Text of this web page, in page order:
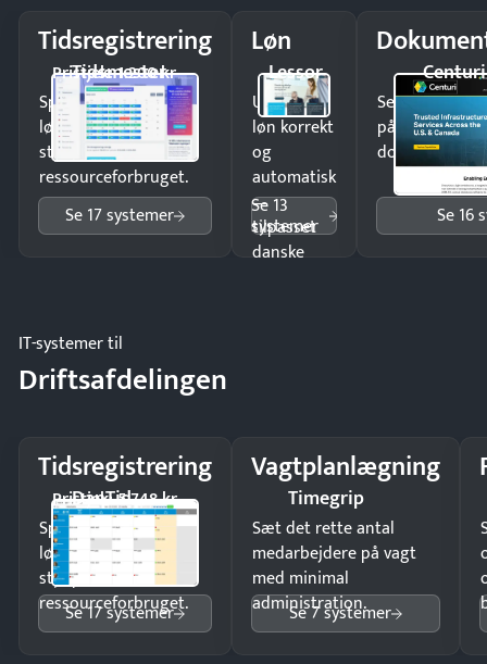
Tidsregistrering
Tidsmester
Pristjek: 1.200 kr
Spar tid på
lønberegning og få
styr på
ressourceforbruget.
Se 17 systemer
Løn
Lessor
Udbetal
løn korrekt
og
automatisk
—
tilpasset
danske
Se 13
systemer
Centuri
Send
på minutter
dokumenter.
Se 16
IT-systemer til
Driftsafdelingen
Tidsregistrering
DanTid
Pristjek: 5.748 kr
Spar tid på
lønberegning og få
styr på
ressourceforbruget.
Se 17 systemer
Vagtplanlægning
Timegrip
Sæt det rette antal
medarbejdere på vagt
med minimal
administration.
Se 7 systemer